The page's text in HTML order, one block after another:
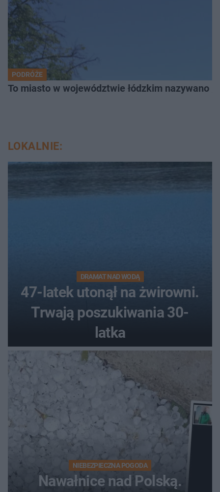
PODRÓŻE
To miasto w województwie łódzkim nazywano
LOKALNIE:
DRAMAT NAD WODĄ
47-latek utonął na żwirowni.
Trwają poszukiwania 30-
latka
NIEBEZPIECZNA POGODA
Nawałnice nad Polską.